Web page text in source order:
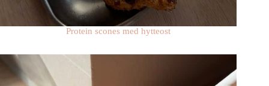
Protein scones med hytteost